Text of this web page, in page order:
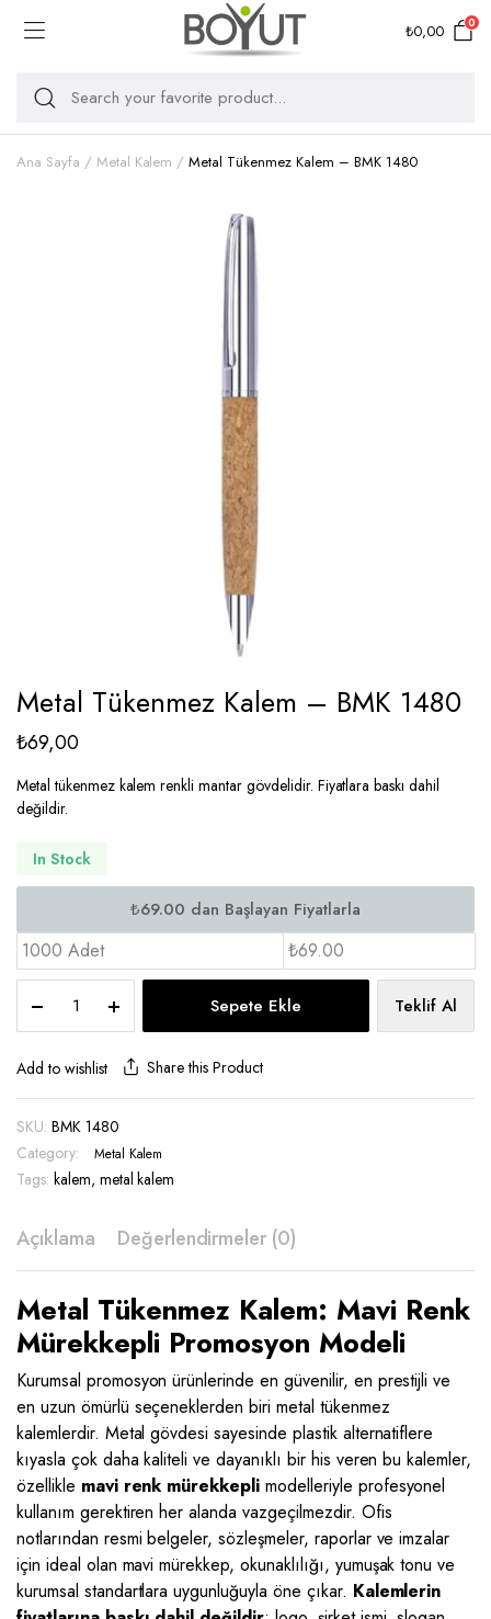
₺0,00 0
Ana Sayfa Metal Kalem Metal Tükenmez Kalem – BMK 1480
Metal Tükenmez Kalem – BMK 1480
₺69,00
Metal tükenmez kalem renkli mantar gövdelidir. Fiyatlara baskı dahil
değildir.
In Stock
1000 Adet ₺69.00
Tükenmez
Kalem
-
quantity
Sepete Ekle Teklif Al
Add to wishlist Share this Product
SKU: BMK 1480
Category:
Metal Kalem
Tags: kalem, metal kalem
Açıklama Değerlendirmeler (0)
Metal Tükenmez Kalem: Mavi Renk
Mürekkepli Promosyon Modeli
Kurumsal promosyon ürünlerinde en güvenilir, en prestijli ve
en uzun ömürlü seçeneklerden biri metal tükenmez
kalemlerdir. Metal gövdesi sayesinde plastik alternatiflere
kıyasla çok daha kaliteli ve dayanıklı bir his veren bu kalemler,
özellikle mavi renk mürekkepli modelleriyle profesyonel
kullanım gerektiren her alanda vazgeçilmezdir. Ofis
notlarından resmi belgeler, sözleşmeler, raporlar ve imzalar
için ideal olan mavi mürekkep, okunaklılığı, yumuşak tonu ve
kurumsal standartlara uygunluğuyla öne çıkar. Kalemlerin